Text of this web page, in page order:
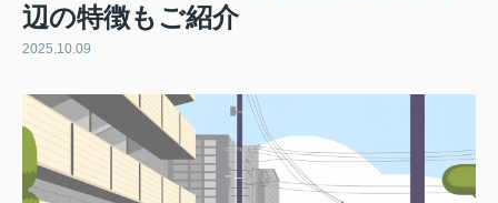
辺の特徴もご紹介
2025.10.09